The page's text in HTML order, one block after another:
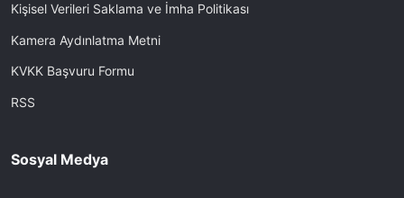
Kişisel Verileri Saklama ve İmha Politikası
Kamera Aydınlatma Metni
KVKK Başvuru Formu
RSS
Sosyal Medya